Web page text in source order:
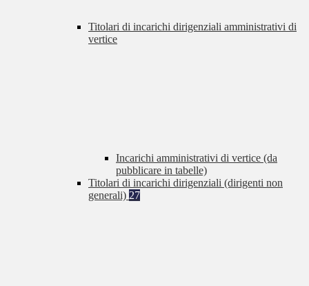
Titolari di incarichi dirigenziali amministrativi di
vertice
Incarichi amministrativi di vertice (da
pubblicare in tabelle)
Titolari di incarichi dirigenziali (dirigenti non
generali) 27